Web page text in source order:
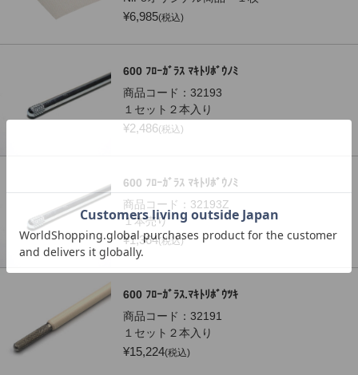
¥6,985(税込)
600 ﾌﾛｰｶﾞﾗｽ ﾏｷﾄﾘﾎﾞｳﾉﾐ
商品コード： 32193
１セット２本入り
¥2,486(税込)
600 ﾌﾛｰｶﾞﾗｽ ﾏｷﾄﾘﾎﾞｳﾉﾐ
商品コード： 32193Z
１本売り
¥1,364(税込)
600 ﾌﾛｰｶﾞﾗｽ.ﾏｷﾄﾘﾎﾞｳﾂｷ
商品コード： 32191
１セット２本入り
¥15,224(税込)